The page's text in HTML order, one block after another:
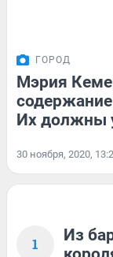
ГОРОД
Мэрия
Их должны
30 ноября, 2020,
1
Из